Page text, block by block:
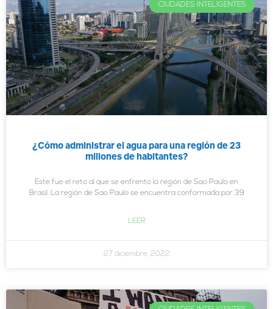
CIUDADES INTELIGENTES
¿Cómo administrar el agua para una región de 23
millones de habitantes?
Este fue el reto al que se enfrento la región de Sao Paulo en
Brasil. La región de Sao Paulo se encuentra conformada por 39
LEER
27 diciembre, 2022